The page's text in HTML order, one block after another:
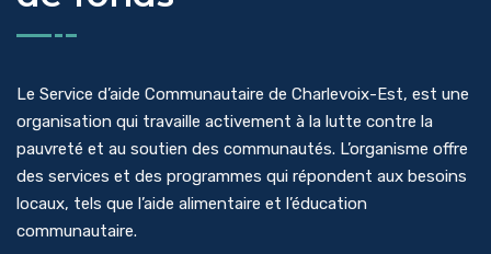
Le Service d’aide Communautaire de Charlevoix-Est, est une
organisation qui travaille activement à la lutte contre la
pauvreté et au soutien des communautés. L’organisme offre
des services et des programmes qui répondent aux besoins
locaux, tels que l’aide alimentaire et l’éducation
communautaire.